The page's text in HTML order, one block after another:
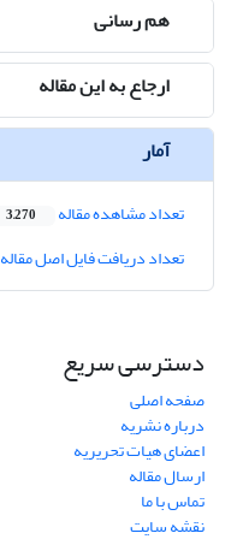
هم رسانی
ارجاع به این مقاله
آمار
تعداد مشاهده مقاله 3,270
تعداد دریافت فایل اصل مقاله
دسترسی سریع
صفحه اصلی
درباره نشریه
اعضای هیات تحریریه
ارسال مقاله
تماس با ما
نقشه سایت